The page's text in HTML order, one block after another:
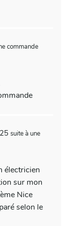
commande
suite à une
électricien
sur mon
Nice
selon le